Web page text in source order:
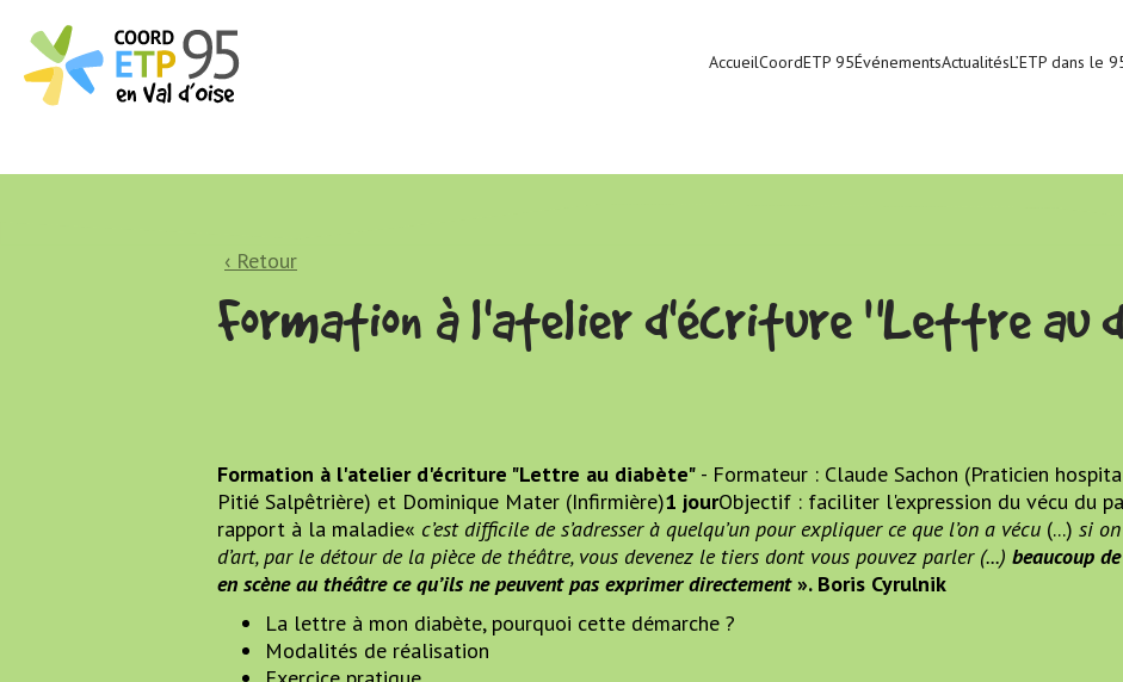
AccueilCoordETP 95ÉvénementsActualitésL’ETP dans le
‹ Retour
Formation à l'atelier d'écriture "Lettre au
Formation à l'atelier d'écriture "Lettre au diabète" - Formateur : Claude Sachon (Praticien
Pitié Salpêtrière) et Dominique Mater (Infirmière)1 jourObjectif : faciliter l'expression du vécu du
rapport à la maladie« c’est difficile de s’adresser à quelqu’un pour expliquer ce que l’on a vécu (...) si
d’art, par le détour de la pièce de théâtre, vous devenez le tiers dont vous pouvez parler (...) beaucoup
en scène au théâtre ce qu’ils ne peuvent pas exprimer directement». Boris Cyrulnik
La lettre à mon diabète, pourquoi cette démarche ?
Modalités de réalisation